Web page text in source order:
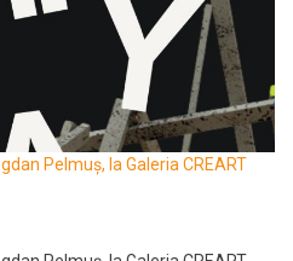
Pelmuș, la Galeria CREART